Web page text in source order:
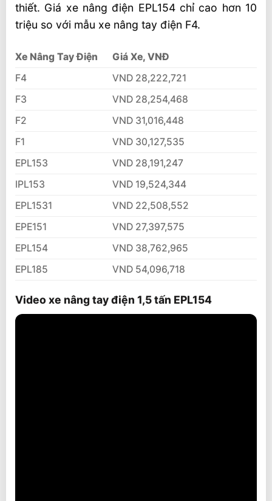
thiết. Giá xe nâng điện EPL154 chỉ cao hơn 10
triệu so với mẫu xe nâng tay điện F4.
Xe Nâng Tay Điện
Giá Xe, VNĐ
F4
VND 28,222,721
F3
VND 28,254,468
F2
VND 31,016,448
F1
VND 30,127,535
EPL153
VND 28,191,247
IPL153
VND 19,524,344
EPL1531
VND 22,508,552
EPE151
VND 27,397,575
EPL154
VND 38,762,965
EPL185
VND 54,096,718
Video xe nâng tay điện 1,5 tấn EPL154